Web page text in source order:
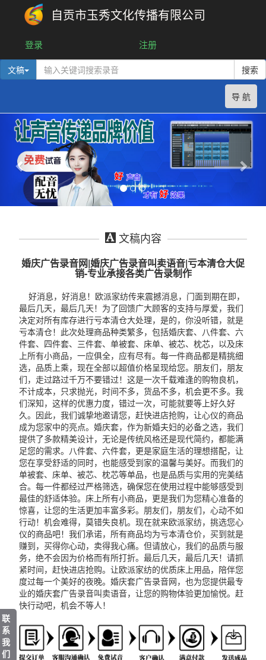
自贡市玉秀文化传播有限公司
登录 注册
文稿 搜索
导 航
文稿内容
婚庆广告录音网|婚庆广告录音叫卖语音|亏本清仓大促
销-专业承接各类广告录制作
好消息，好消息！欧派家纺传来震撼消息，门面到期在即，
最后几天，最后几天！为了回馈广大顾客的支持与厚爱，我们
决定对所有库存进行亏本清仓大处理，是的，你没听错，就是
亏本清仓！此次处理商品种类繁多，包括婚庆套、八件套、六
件套、四件套、三件套、单被套、床单、被芯、枕芯，以及床
上所有小商品，一应俱全，应有尽有。每一件商品都是精挑细
选，品质上乘，现在全部以超值价格呈现给您。朋友们，朋友
们，走过路过千万不要错过！这是一次千载难逢的购物良机，
不计成本，只求抛光，时间不多，货品不多，机会更不多。我
们深知，这样的优惠力度，错过一次，可能就要等上好久好
久。因此，我们诚挚地邀请您，赶快进店抢购，让心仪的商品
成为您家中的亮点。婚庆套，作为新婚夫妇的必备之选，我们
提供了多款精美设计，无论是传统风格还是现代简约，都能满
足您的需求。八件套、六件套，更是家庭生活的理想搭配，让
您在享受舒适的同时，也能感受到家的温馨与美好。而我们的
单被套、床单、被芯、枕芯等单品，也是品质与实用的完美结
合。每一件都经过严格筛选，确保您在使用过程中能够感受到
最佳的舒适体验。床上所有小商品，更是我们为您精心准备的
惊喜，让您的生活更加丰富多彩。朋友们，朋友们，心动不如
行动！机会难得，莫错失良机。现在就来欧派家纺，挑选您心
仪的商品吧！我们承诺，所有商品均为亏本清仓价，买到就是
赚到，买得你心动，卖得我心痛。但请放心，我们的品质与服
务，绝不会因为价格而有所打折。最后几天，最后几天！请抓
紧时间，赶快进店抢购。让欧派家纺的优质床上用品，陪伴您
度过每一个美好的夜晚。婚庆套广告录音网，也为您提供最专
业的婚庆套广告录音叫卖语音，让您的购物体验更加愉悦。赶
快行动吧，机会不等人！
联
系
我
们